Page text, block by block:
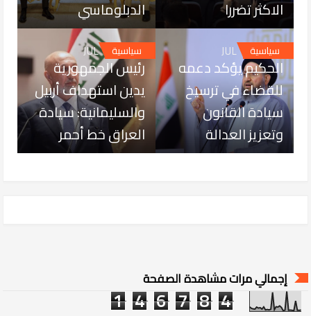
الاكثر تضررا
الدبلوماسي
سياسية
JUL 18, 2026
الحكيم يؤكد دعمه
للقضاء في ترسيخ
سيادة القانون
وتعزيز العدالة
سياسية
JUL 18, 2026
رئيس الجمهورية
يدين استهداف أربيل
والسليمانية: سيادة
العراق خط أحمر
إجمالي مرات مشاهدة الصفحة
1 4 6 7 8 4